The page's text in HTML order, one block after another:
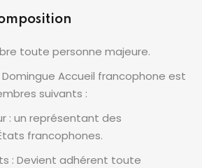
toute personne majeure.
Domingue Accueil francophone est
suivants :
: un représentant des
francophones.
: Devient adhérent toute